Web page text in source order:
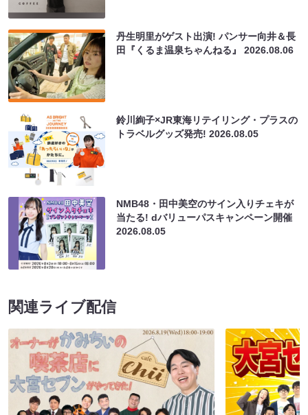
丹生明里がゲスト出演! パンサー向井＆長
田『くるま温泉ちゃんねる』2026.08.06
鈴川絢子×JR東海リテイリング・プラスの
トラベルグッズ発売!2026.08.05
NMB48・田中美空のサイン入りチェキが
当たる! dバリューパスキャンペーン開催
2026.08.05
関連ライブ配信